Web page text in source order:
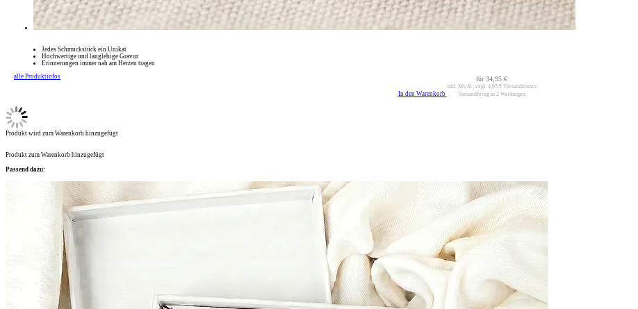
Jedes Schmuckstück ein Unikat
Hochwertige und langlebige Gravur
Erinnerungen immer nah am Herzen tragen
alle Produktinfos
In den Warenkorb
für34,95 €
inkl. MwSt., zzgl. 4,95 €Versandkosten
Versandfertig in 2 Werktagen
Produkt wird zum Warenkorb hinzugefügt
Produkt zum Warenkorb hinzugefügt
Passend dazu: